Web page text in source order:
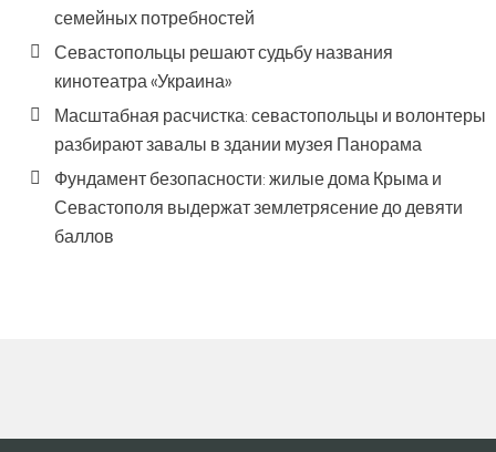
семейных потребностей
Севастопольцы решают судьбу названия
кинотеатра «Украина»
Масштабная расчистка: севастопольцы и волонтеры
разбирают завалы в здании музея Панорама
Фундамент безопасности: жилые дома Крыма и
Севастополя выдержат землетрясение до девяти
баллов